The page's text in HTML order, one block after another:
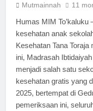
Mutmainnah 11
Humas MIM To’kaluku
kesehatan anak
Kesehatan Tana
ini, Madrasah
menjadi salah satu
kesehatan gratis yang
2025, bertempat di
pemeriksaan ini,